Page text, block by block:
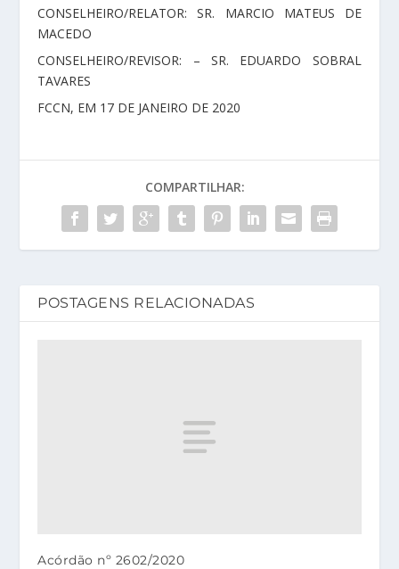
CONSELHEIRO/RELATOR: SR. MARCIO MATEUS DE
MACEDO
CONSELHEIRO/REVISOR: – SR. EDUARDO SOBRAL
TAVARES
FCCN, EM 17 DE JANEIRO DE 2020
COMPARTILHAR:
POSTAGENS RELACIONADAS
Acórdão nº 2602/2020